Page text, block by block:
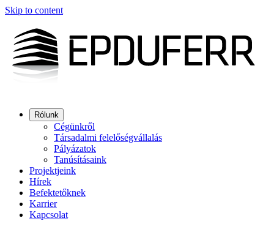
Skip to content
Rólunk
Cégünkről
Társadalmi felelőségvállalás
Pályázatok
Tanúsításaink
Projektjeink
Hírek
Befektetőknek
Karrier
Kapcsolat